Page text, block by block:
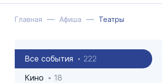
Главная Афиша Театры
Все события
222
Кино
18